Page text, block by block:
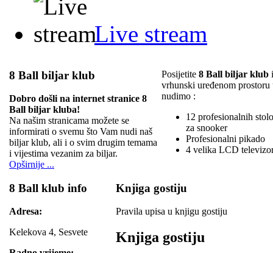
Live stream
8 Ball biljar klub
Dobro došli na internet stranice 8
Ball biljar kluba!
Na našim stranicama možete se
informirati o svemu što Vam nudi naš
biljar klub, ali i o svim drugim temama
i vijestima vezanim za biljar.
Opširnije ...
Posijetite 8 Ball biljar klub
vrhunski uređenom
nudimo :
12 profesionalnih
za snooker
Profesionalni pikado
4 velika LCD
8 Ball klub info
Adresa:
Kelekova 4, Sesvete
Knjiga gostiju
Pravila upisa u knjigu gostiju
Knjiga gostiju